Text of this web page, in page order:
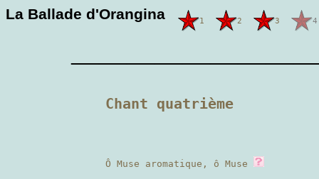
La Ballade d'Orangina 1 2 3 4
Chant quatrième
Ô Muse aromatique, ô Muse